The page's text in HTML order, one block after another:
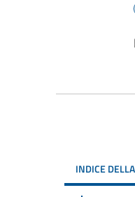
INDICE